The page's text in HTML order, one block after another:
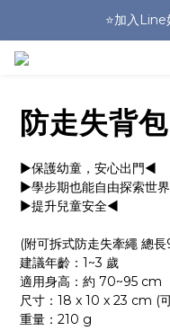
⭐️加入
防走失背
▶保護幼童，安心出門◀
▶學步期也能自由探索世
▶提升兒童安全◀
(附可拆式防走失牽繩 總
建議年齡：1~3 歲
適用身高：約 70~95 cm
尺寸：18 x 10 x 23 cm (
重量：210 g